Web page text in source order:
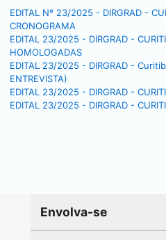
EDITAL Nº 23/2025 - DIRGRAD -
CRONOGRAMA
EDITAL 23/2025 - DIRGRAD -
HOMOLOGADAS
EDITAL 23/2025 - DIRGRAD -
ENTREVISTA)
EDITAL 23/2025 - DIRGRAD -
EDITAL 23/2025 - DIRGRAD -
Envolva-se